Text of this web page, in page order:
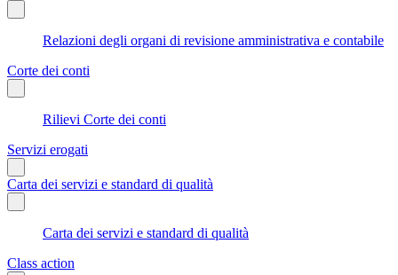
Relazioni degli organi di revisione amministrativa e contabile
Corte dei conti
Rilievi Corte dei conti
Servizi erogati
Carta dei servizi e standard di qualità
Carta dei servizi e standard di qualità
Class action